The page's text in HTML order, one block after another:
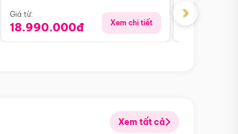
Giá từ:
18.990.000đ Xem chi tiết
Giá từ:
›
Xem tất cả
Điểm nổi bật